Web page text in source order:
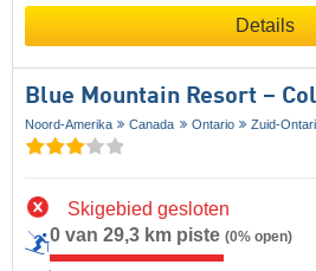
Details
Blue Mountain Resort –
Noord-Amerika Canada Ontario Zuid-
Skigebied gesloten
0 van 29,3 km piste (0% open)